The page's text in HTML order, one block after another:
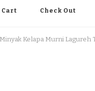
Cart Check Out
Kelapa Murni Lagureh